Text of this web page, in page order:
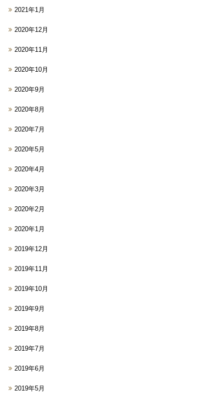
2021年1月
2020年12月
2020年11月
2020年10月
2020年9月
2020年8月
2020年7月
2020年5月
2020年4月
2020年3月
2020年2月
2020年1月
2019年12月
2019年11月
2019年10月
2019年9月
2019年8月
2019年7月
2019年6月
2019年5月